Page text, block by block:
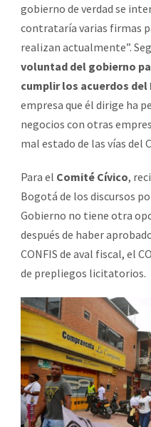
gobierno de verdad se
contrataría varias firmas
realizan actualmente”.
voluntad del gobierno
cumplir los acuerdos del
empresa que él dirige ha
negocios con otras
mal estado de las vías del
Para el Comité Cívico,
Bogotá de los discursos
Gobierno no tiene otra
después de haber
CONFIS de aval fiscal, el
de prepliegos licitatorios.